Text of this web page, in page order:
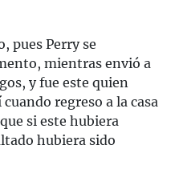
pues Perry se
mientras envió a
y fue este quien
regreso a la casa
si este hubiera
hubiera sido